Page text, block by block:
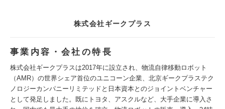
株式会社ギークプラス
事業内容・会社の特長
株式会社ギークプラスは2017年に設立され、物流自律移動ロボット
（AMR）の世界シェア首位のユニコーン企業、北京ギークプラステク
ノロジーカンパニーリミテッドと日本資本とのジョイントベンチャー
として発足しました。既にトヨタ、アスクルなど、大手企業に導入さ